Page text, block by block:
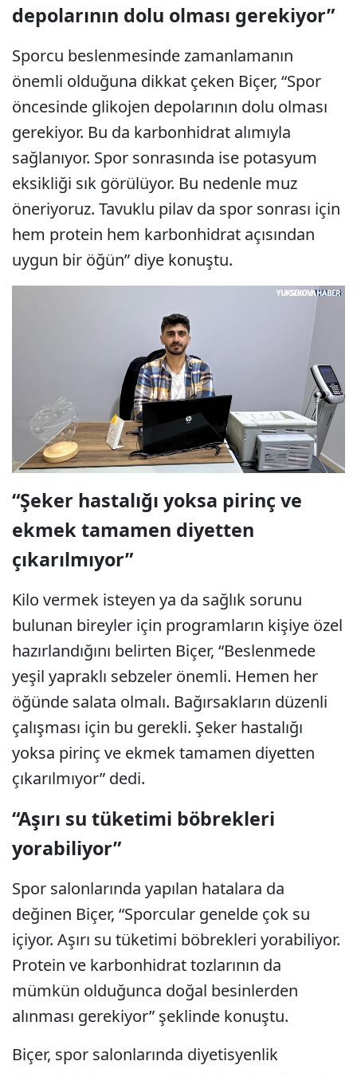
depolarının dolu olması gerekiyor”
Sporcu beslenmesinde zamanlamanın
önemli olduğuna dikkat çeken Biçer, “Spor
öncesinde glikojen depolarının dolu olması
gerekiyor. Bu da karbonhidrat alımıyla
sağlanıyor. Spor sonrasında ise potasyum
eksikliği sık görülüyor. Bu nedenle muz
öneriyoruz. Tavuklu pilav da spor sonrası için
hem protein hem karbonhidrat açısından
uygun bir öğün” diye konuştu.
“Şeker hastalığı yoksa pirinç ve
ekmek tamamen diyetten
çıkarılmıyor”
Kilo vermek isteyen ya da sağlık sorunu
bulunan bireyler için programların kişiye özel
hazırlandığını belirten Biçer, “Beslenmede
yeşil yapraklı sebzeler önemli. Hemen her
öğünde salata olmalı. Bağırsakların düzenli
çalışması için bu gerekli. Şeker hastalığı
yoksa pirinç ve ekmek tamamen diyetten
çıkarılmıyor” dedi.
“Aşırı su tüketimi böbrekleri
yorabiliyor”
Spor salonlarında yapılan hatalara da
değinen Biçer, “Sporcular genelde çok su
içiyor. Aşırı su tüketimi böbrekleri yorabiliyor.
Protein ve karbonhidrat tozlarının da
mümkün olduğunca doğal besinlerden
alınması gerekiyor” şeklinde konuştu.
Biçer, spor salonlarında diyetisyenlik